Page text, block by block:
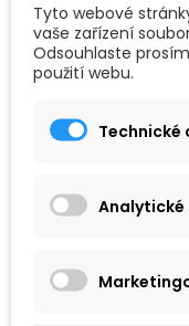
Tyto webové
vaše zařízení
Odsouhlaste
použití webu.
Technické
Analytické